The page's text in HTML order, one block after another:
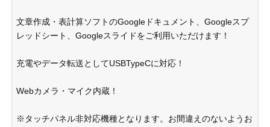
文章作成・表計算ソフトのGoogleドキュメント、Googleスプ
レッドシート、Googleスライドをご利用いただけます！
充電やデータ転送としてUSBTypeCに対応！
Webカメラ・マイク内蔵！
※タッチパネル非対応機種となります。お間違えのないようお